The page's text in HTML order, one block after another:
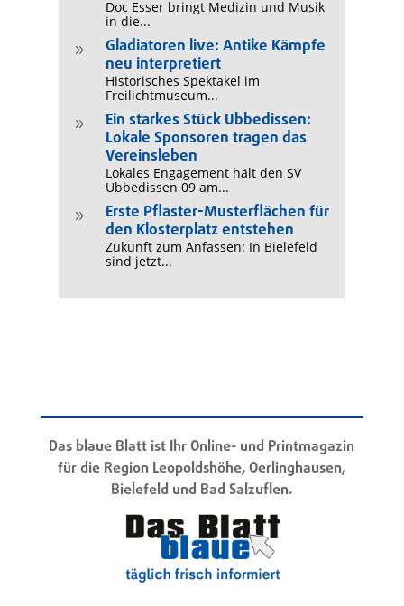
Doc Esser bringt Medizin und Musik
in die...
9
Gladiatoren live: Antike Kämpfe
neu interpretiert
Historisches Spektakel im
Freilichtmuseum...
9
Ein starkes Stück Ubbedissen:
Lokale Sponsoren tragen das
Vereinsleben
Lokales Engagement hält den SV
Ubbedissen 09 am...
9
Erste Pflaster-Musterflächen für
den Klosterplatz entstehen
Zukunft zum Anfassen: In Bielefeld
sind jetzt...
Das blaue Blatt ist Ihr Online- und Printmagazin
für die Region Leopoldshöhe, Oerlinghausen,
Bielefeld und Bad Salzuflen.